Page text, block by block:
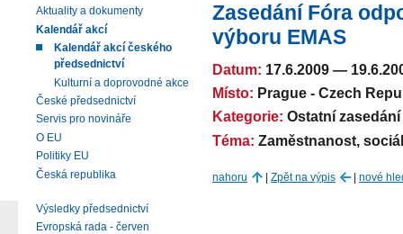
Zasedání Fóra
výboru EMAS
Datum: 17.6.2009 —
Místo: Prague - Czech
Kategorie: Ostatní zasedání
Téma: Zaměstnanost,
nahoru | Zpět na výpis | nové
Aktuality a dokumenty
Kalendář akcí
Kalendář akcí českého
předsednictví
Kulturní a doprovodné akce
České předsednictví
Servis pro novináře
O EU
Politiky EU
Česká republika
Výsledky předsednictví
Evropská rada - červen